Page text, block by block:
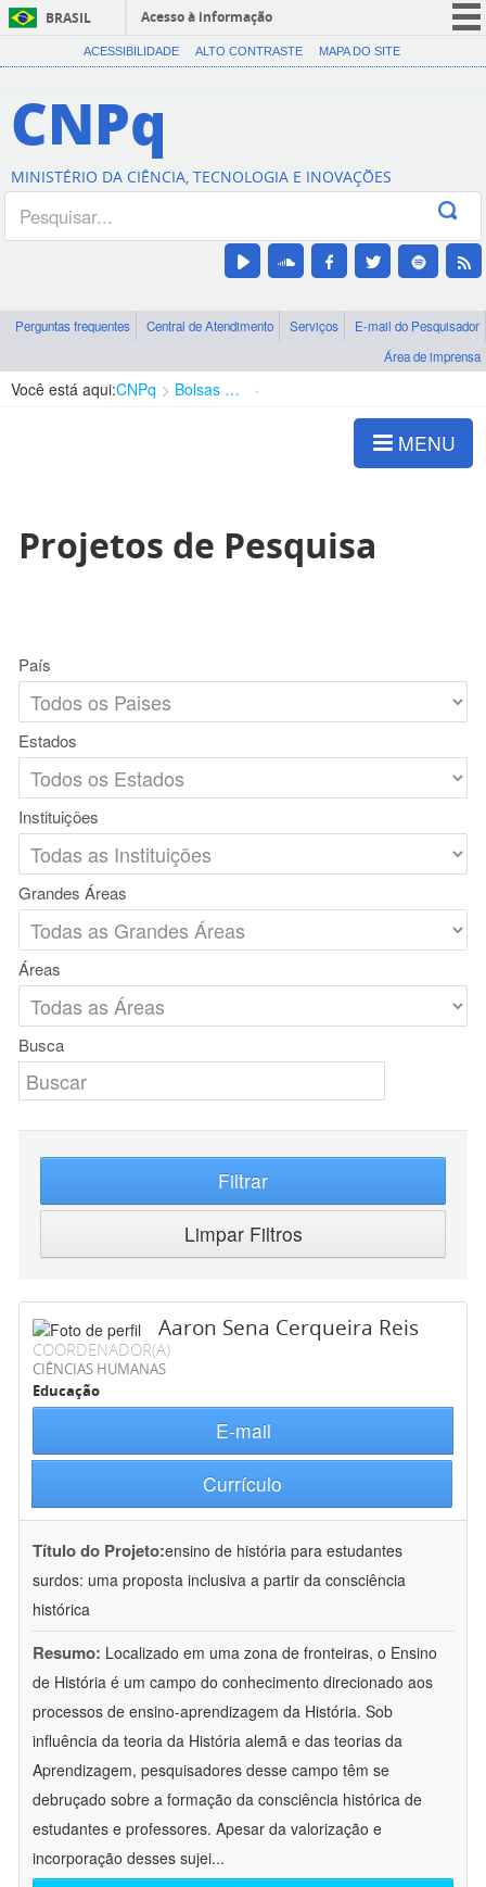
BRASIL
Acesso à informação
CORONAVÍRUS (COVID-19)
Canais
ACESSIBILIDADE ALTO CONTRASTE MAPA DO SITE
CNPq
MINISTÉRIO DA CIÊNCIA, TECNOLOGIA E INOVAÇÕES
Perguntas frequentes Central de Atendimento Serviços
E-mail do Pesquisador
Área de imprensa
Você está aqui:CNPq Bolsas e Auxílios Vigentes
MENU
Projetos de Pesquisa
País
Estados
Instituições
Grandes Áreas
Áreas
Busca
Filtrar
Limpar Filtros
Aaron Sena Cerqueira Reis
COORDENADOR(A)
CIÊNCIAS HUMANAS
Educação
E-mail
Currículo
Título do Projeto:ensino de história para estudantes
surdos: uma proposta inclusiva a partir da consciência
histórica
Resumo: Localizado em uma zona de fronteiras, o Ensino
de História é um campo do conhecimento direcionado aos
processos de ensino-aprendizagem da História. Sob
influência da teoria da História alemã e das teorias da
Aprendizagem, pesquisadores desse campo têm se
debruçado sobre a formação da consciência histórica de
estudantes e professores. Apesar da valorização e
incorporação desses sujei...